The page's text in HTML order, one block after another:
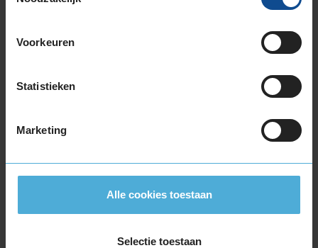
Voorkeuren
Statistieken
Marketing
Alle cookies toestaan
Selectie toestaan
205/65R17 100Y EXTRALOAD
215/45R17 87W
215/55R17 98Y EXTRALOAD